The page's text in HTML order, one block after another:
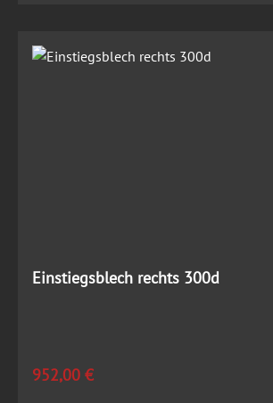
Einstiegsblech rechts 300d
Regulärer Preis:
952,00 €